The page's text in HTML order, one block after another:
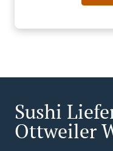
Sushi
Ottweiler